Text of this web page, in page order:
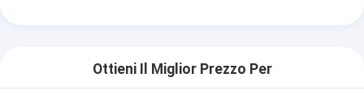
Ottieni Il Miglior Prezzo Per